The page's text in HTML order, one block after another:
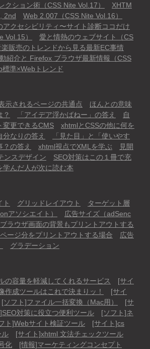
クション術（CSS Nite Vol.17）
XHTM
2nd
Web 2.007（CSS Nite Vol.16）
アクセシビリティ〜サイト診断ココだけ
Vol.15）
愛と情熱のウェブサイト（CS
楽販売のトレンドから見る最新EC事情
紹介と Firefox ブラウザ最新情報（CSS
標準×Webトレンド
示されるページの共通点
ほんとの意味
「アイデア浮かばねー」の答え
自
変更できるCMS
xhtmlとCSSの他に何を
なりの答え
「見た目」と「使いやす
の答え
xhtml視点でXMLを学ぶ
見開
ンスデザイン
SEO対策はこの１冊で充
学んだ人が次に読む本
ト グリッドレイアウト
ターゲット層
アソシエイト）
広告サイズ（adSenc
ブラウザ画面の背景もプリントアウトする
ージ分をプリントアウトする場合
広告
グラデーション
の容量を軽減してくれるサービス
[サイ
作成ツールはこれで決まりッ！
[サイ
[ソフト]ファイル一括変換（Mac用）
[サ
対策に役立つ便利ツール
[ソフト]ネ
ト]Webサイト検証ツール
[サイト]cs
ル
[サイト]xhtml 文法チェックツール
化
[情報]マーケティングコンセプト